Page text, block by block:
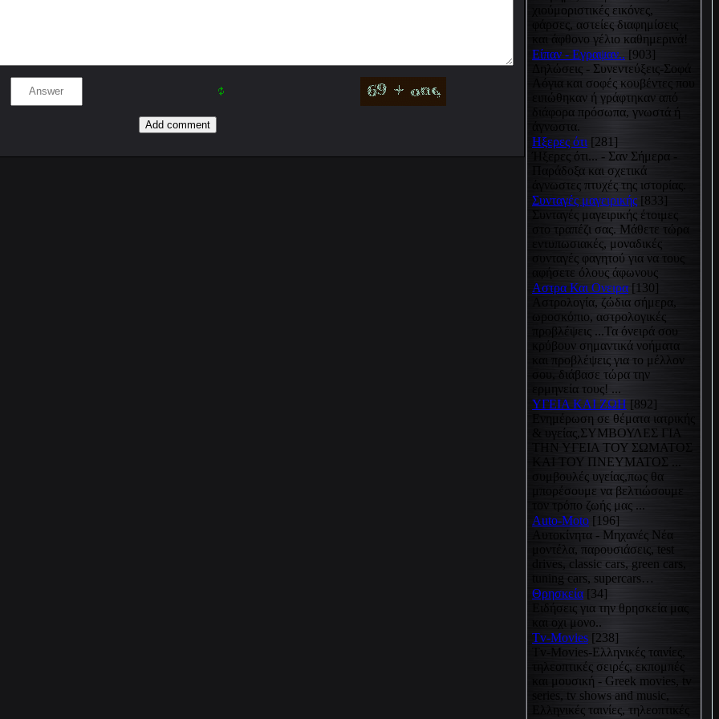
χιούμοριστικές εικόνες,
φάρσες, αστείες διαφημίσεις
και άφθονο γέλιο καθημερινά!
Είπαν - Εγραψαν.. [903]
Δηλώσεις - Συνεντεύξεις-Σοφά
Λόγια και σοφές κουβέντες που
ειπώθηκαν ή γράφτηκαν από
διάφορα πρόσωπα, γνωστά ή
άγνωστα.
Hξερες ότι [281]
Ήξερες ότι... - Σαν Σήμερα -
Παράδοξα και σχετικά
άγνωστες πτυχές της ιστορίας.
Συνταγές μαγειρικής [833]
Συνταγές μαγειρικής έτοιμες
στο τραπέζι σας. Μάθετε τώρα
εντυπωσιακές, μοναδικές
συνταγές φαγητού για να τους
αφήσετε όλους άφωνους
Αστρα Και Ονειρα [130]
Αστρολογία, ζώδια σήμερα,
ωροσκόπιο, αστρολογικές
προβλέψεις ...Τα όνειρά σου
κρύβουν σημαντικά νοήματα
και προβλέψεις για το μέλλον
σου, διάβασε τώρα την
ερμηνεία τους! ...
ΥΓΕΙΑ ΚΑΙ ΖΩΗ [892]
Eνημέρωση σε θέματα ιατρικής
& υγείας,ΣΥΜΒΟΥΛΕΣ ΓΙΑ
ΤΗΝ ΥΓΕΙΑ ΤΟΥ ΣΩΜΑΤΟΣ
ΚΑΙ ΤΟΥ ΠΝΕΥΜΑΤΟΣ ...
συμβουλές υγείας,πως θα
μπορέσουμε να βελτιώσουμε
τον τρόπο ζωής μας ...
Auto-Moto [196]
Αυτοκίνητα - Μηχανές Νέα
μοντέλα, παρουσιάσεις, test
drives, classic cars, green cars,
tuning cars, supercars…
Θρησκεία [34]
Ειδήσεις για την θρησκεία μας
και οχι μονο..
Tv-Movies [238]
Tv-Movies-Ελληνικές ταινίες,
τηλεοπτικές σειρές, εκπομπές
και μουσική - Greek movies, tv
series, tv shows and music,
Ελληνικές ταινίες, τηλεοπτικές